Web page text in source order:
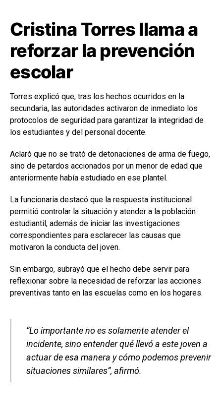
Cristina Torres llama a
reforzar la prevención
escolar
Torres explicó que, tras los hechos ocurridos en la
secundaria, las autoridades activaron de inmediato los
protocolos de seguridad para garantizar la integridad de
los estudiantes y del personal docente.
Aclaró que no se trató de detonaciones de arma de fuego,
sino de petardos accionados por un menor de edad que
anteriormente había estudiado en ese plantel.
La funcionaria destacó que la respuesta institucional
permitió controlar la situación y atender a la población
estudiantil, además de iniciar las investigaciones
correspondientes para esclarecer las causas que
motivaron la conducta del joven.
Sin embargo, subrayó que el hecho debe servir para
reflexionar sobre la necesidad de reforzar las acciones
preventivas tanto en las escuelas como en los hogares.
“Lo importante no es solamente atender el
incidente, sino entender qué llevó a este joven a
actuar de esa manera y cómo podemos prevenir
situaciones similares”, afirmó.